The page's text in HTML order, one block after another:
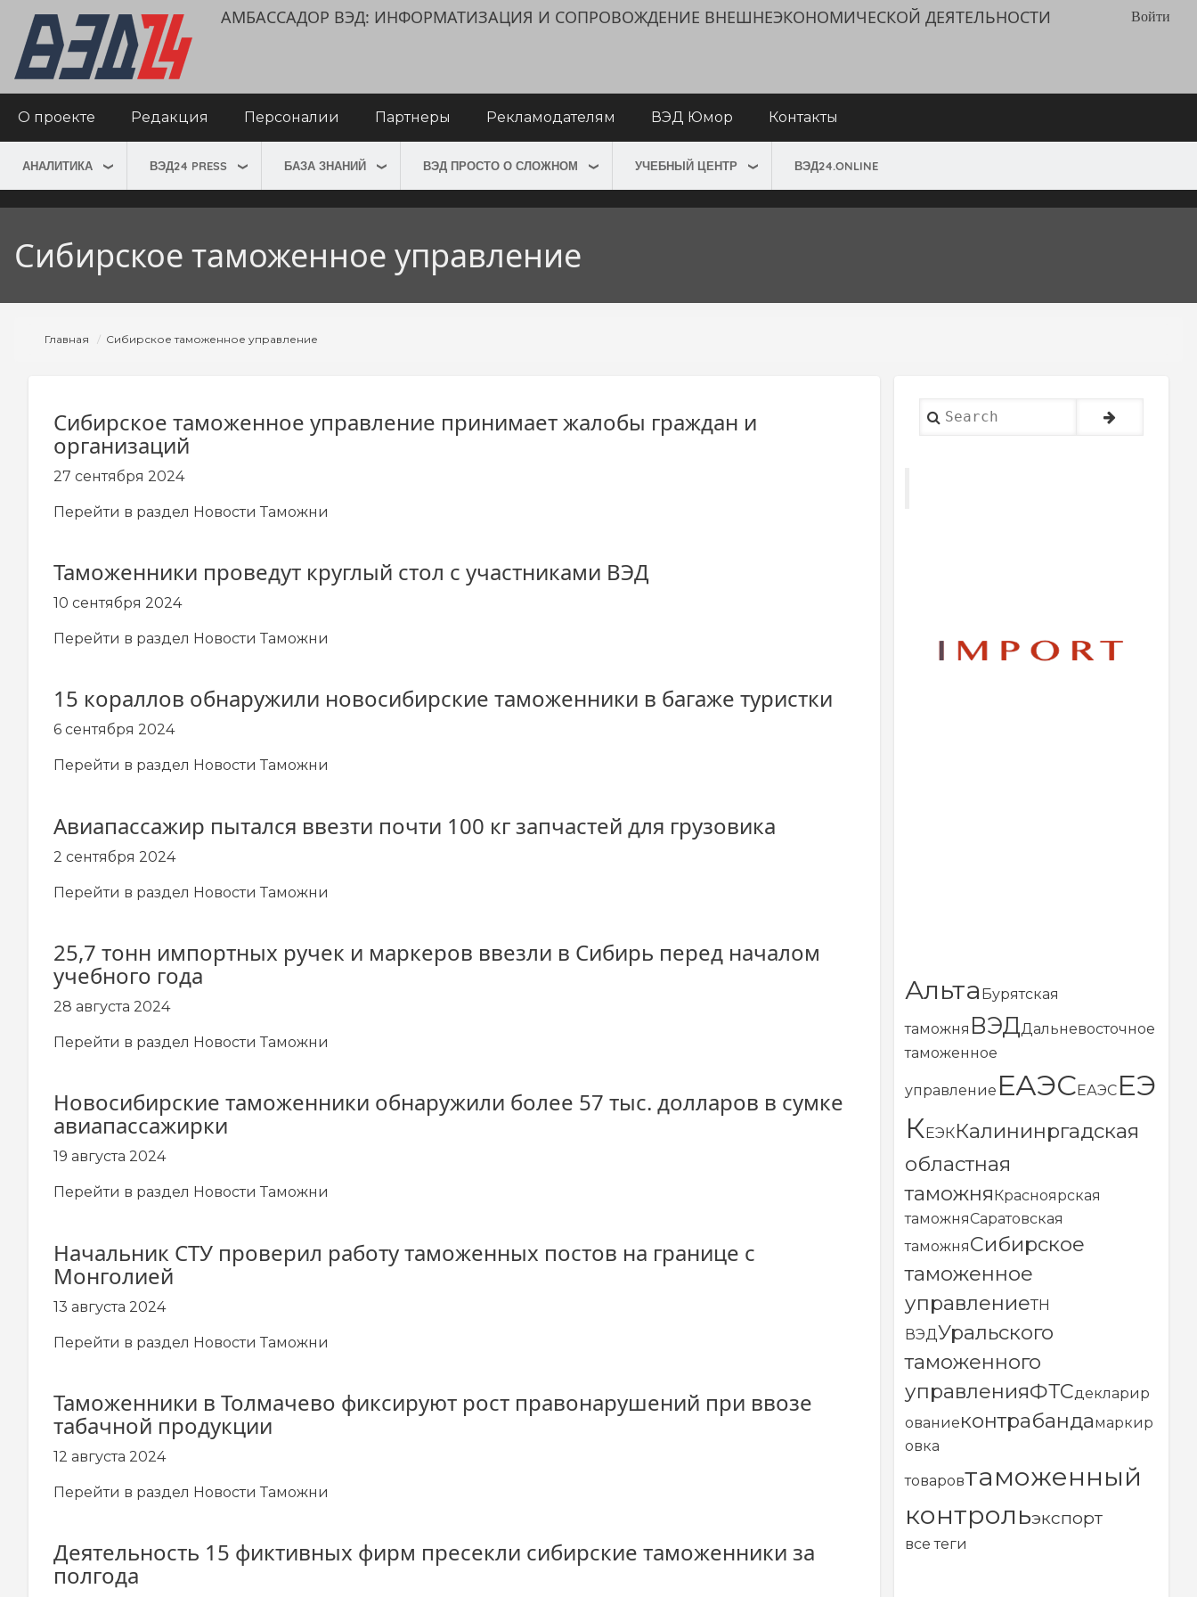
Перейти
основному
содержанию
User
account
menu
Войти
АМБАССАДОР ВЭД: ИНФОРМАТИЗАЦИЯ И СОПРОВОЖДЕНИЕ ВНЕШНЕЭКОНОМИЧЕСКОЙ ДЕЯТЕЛЬНОСТИ
Main
navigation
О проекте Редакция Персоналии Партнеры Рекламодателям ВЭД Юмор Контакты
АНАЛИТИКА ВЭД24 PRESS БАЗА ЗНАНИЙ ВЭД ПРОСТО О СЛОЖНОМ УЧЕБНЫЙ ЦЕНТР ВЭД24.ONLINE
Сибирское таможенное управление
Строка
Главная Сибирское таможенное управление
Сибирское таможенное управление принимает жалобы граждан и
организаций
27 сентября 2024
Перейти в раздел Новости Таможни
Таможенники проведут круглый стол с участниками ВЭД
10 сентября 2024
Перейти в раздел Новости Таможни
15 кораллов обнаружили новосибирские таможенники в багаже туристки
6 сентября 2024
Перейти в раздел Новости Таможни
Авиапассажир пытался ввезти почти 100 кг запчастей для грузовика
2 сентября 2024
Перейти в раздел Новости Таможни
25,7 тонн импортных ручек и маркеров ввезли в Сибирь перед началом
учебного года
28 августа 2024
Перейти в раздел Новости Таможни
Новосибирские таможенники обнаружили более 57 тыс. долларов в сумке
авиапассажирки
19 августа 2024
Перейти в раздел Новости Таможни
Начальник СТУ проверил работу таможенных постов на границе с
Монголией
13 августа 2024
Перейти в раздел Новости Таможни
Таможенники в Толмачево фиксируют рост правонарушений при ввозе
табачной продукции
12 августа 2024
Перейти в раздел Новости Таможни
Деятельность 15 фиктивных фирм пресекли сибирские таможенники за
полгода
Search
Альта Бурятская
таможня ВЭДДальневосточное
таможенное
управление ЕАЭСЕАЭСЕЭ
КЕЭККалининргадская
областная
таможняКрасноярская
таможняСаратовская
таможняСибирское
таможенное
управлениеТН
ВЭДУральского
таможенного
управленияФТСдекларир
ованиеконтрабандамаркир
овка
товаровтаможенный
контрольэкспорт
все теги